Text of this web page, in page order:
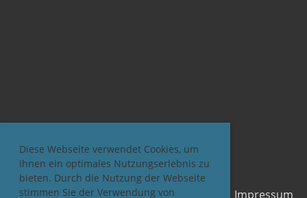
Diese Webseite verwendet Cookies, um
Ihnen ein optimales Nutzungserlebnis zu
bieten. Durch die Nutzung der Webseite
stimmen Sie der Verwendung von
Impressum